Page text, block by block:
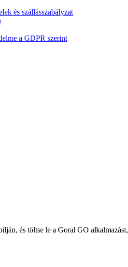
ki
és szállásszabályzat
a GDPR szerint
és töltse le a Goral GO